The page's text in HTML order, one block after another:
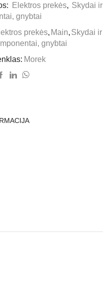
Elektros prekės, Skydai
gnybtai
prekės, Main, Skydai
gnybtai
Morek